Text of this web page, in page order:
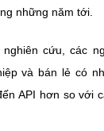
những năm tới.
cứu, các
và bán lẻ có
API hơn so với